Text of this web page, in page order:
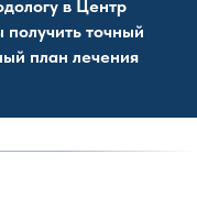
в Центр
точный
план лечения